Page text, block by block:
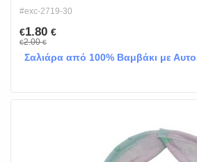
#exc-2719-30
€1.80 €
€2.00€
Σαλιάρα από 100% Βαμβάκι με